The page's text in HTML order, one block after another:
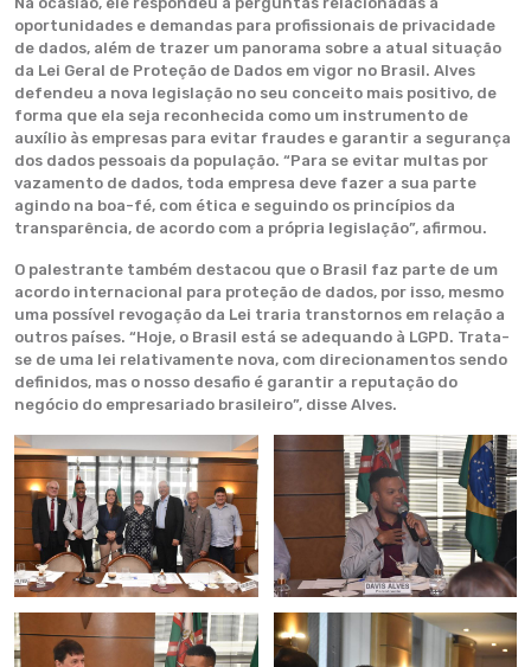
oportunidades e demandas para profissionais de privacidade
de dados, além de trazer um panorama sobre a atual situação
da Lei Geral de Proteção de Dados em vigor no Brasil. Alves
defendeu a nova legislação no seu conceito mais positivo, de
forma que ela seja reconhecida como um instrumento de
auxílio às empresas para evitar fraudes e garantir a segurança
dos dados pessoais da população. “Para se evitar multas por
vazamento de dados, toda empresa deve fazer a sua parte
agindo na boa-fé, com ética e seguindo os princípios da
transparência, de acordo com a própria legislação”, afirmou.
O palestrante também destacou que o Brasil faz parte de um
acordo internacional para proteção de dados, por isso, mesmo
uma possível revogação da Lei traria transtornos em relação a
outros países. “Hoje, o Brasil está se adequando à LGPD. Trata-
se de uma lei relativamente nova, com direcionamentos sendo
definidos, mas o nosso desafio é garantir a reputação do
negócio do empresariado brasileiro”, disse Alves.